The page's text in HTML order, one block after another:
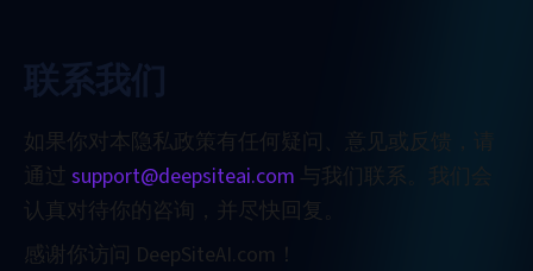
联系我们
如果你对本隐私政策有任何疑问、意见或反馈，请
通过 support@deepsiteai.com 与我们联系。我们会
认真对待你的咨询，并尽快回复。
感谢你访问 DeepSiteAI.com！